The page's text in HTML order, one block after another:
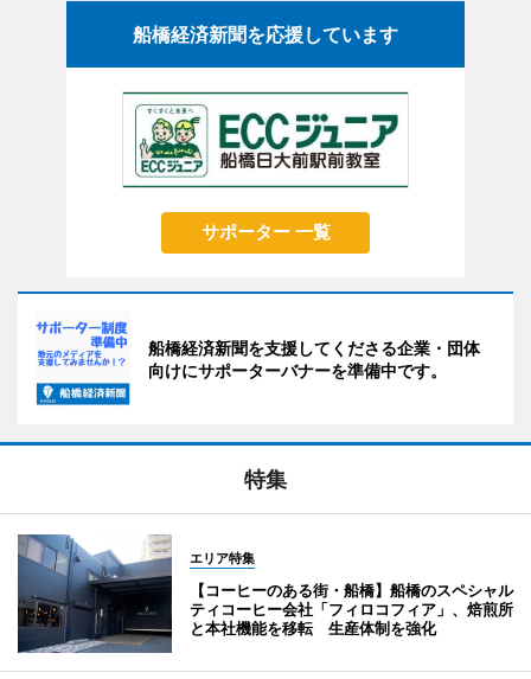
船橋経済新聞を応援しています
サポーター 一覧
船橋経済新聞を支援してくださる企業・団体
向けにサポーターバナーを準備中です。
特集
エリア特集
【コーヒーのある街・船橋】船橋のスペシャル
ティコーヒー会社「フィロコフィア」、焙煎所
と本社機能を移転 生産体制を強化